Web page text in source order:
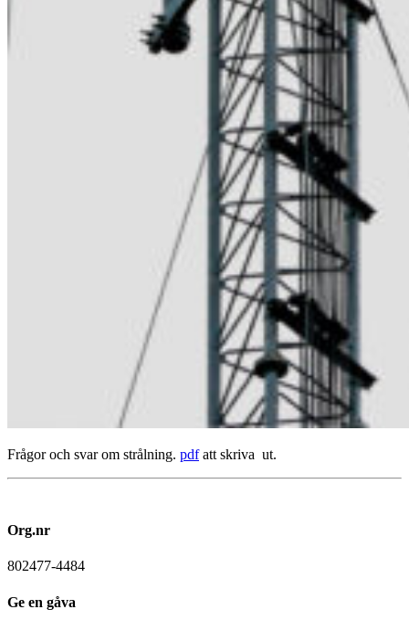
Frågor och svar om strålning. pdfatt skriva ut.
Org.nr
802477-4484
Ge en gåva